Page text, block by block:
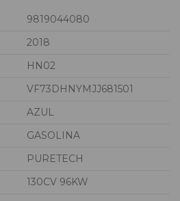
9819044080
2018
HN02
VF73DHNYMJJ681501
AZUL
GASOLINA
PURETECH
130CV 96KW